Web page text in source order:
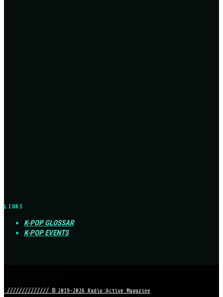
LINKS
K-POP GLOSSAR
K-POP EVENTS
////////////// © 2019-2026 Radio:Active Magazine